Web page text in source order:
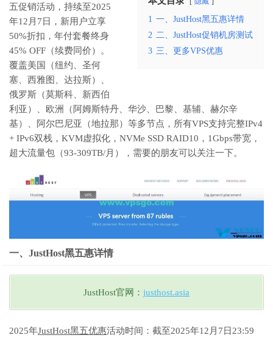
1 一、JustHost黑五惠详情
2 二、JustHost促销机房测试
3 三、更多VPS优惠
五促销活动，持续至2025
年12月7日，新用户立享
50%折扣，年付套餐终身
45% OFF（续费同价）。
覆盖美国（纽约、圣何
塞、西雅图、达拉斯）、
俄罗斯（莫斯科、新西伯
利亚）、欧洲（阿姆斯特丹、华沙、巴黎、基辅、赫尔辛
基）、阿尔巴尼亚（地拉那）等多节点，所有VPS支持完整IPv4
+ IPv6双栈，KVM虚拟化，NVMe SSD RAID10，1Gbps带宽，
超大流量包（93-309TB/月），需要的朋友可以关注一下。
一、JustHost黑五惠详情
JustHost官网： justhost.asia
2025年JustHost黑五优惠活动时间：截至2025年12月7日23:59